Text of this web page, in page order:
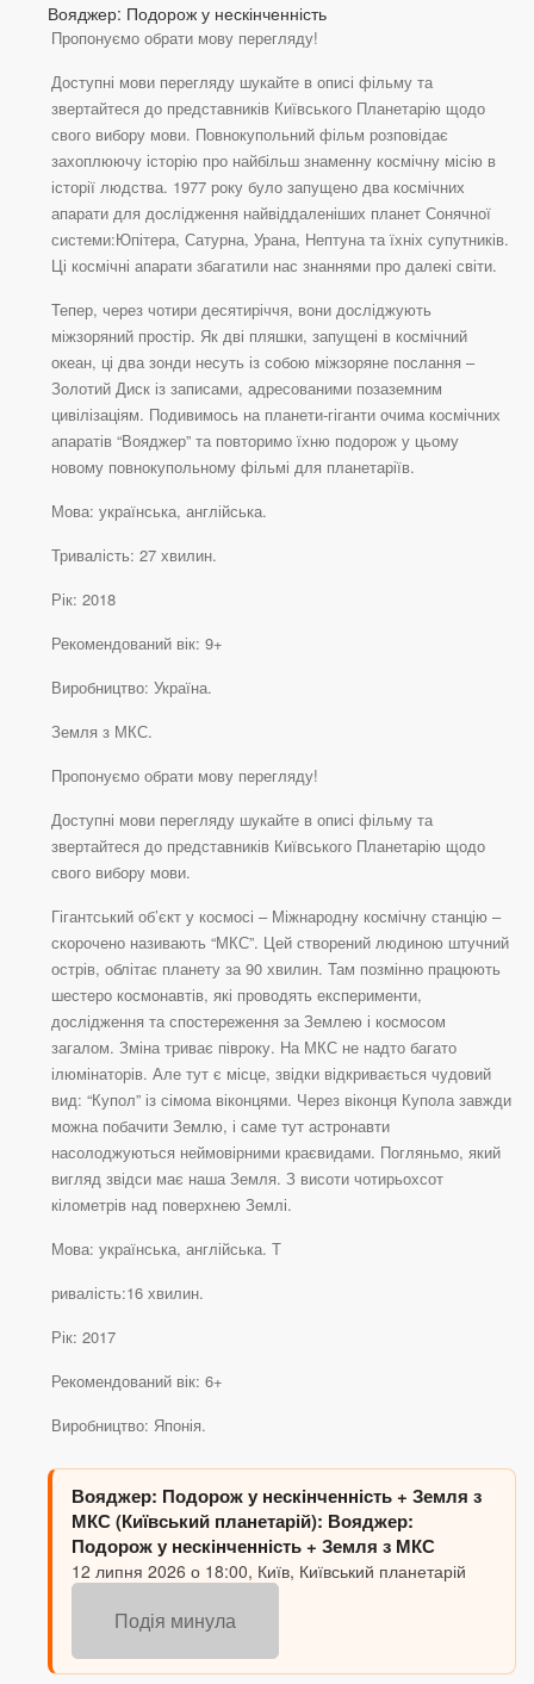
Вояджер: Подорож у нескінченність
Пропонуємо обрати мову перегляду!
Доступні мови перегляду шукайте в описі фільму та
звертайтеся до представників Київського Планетарію щодо
свого вибору мови. Повнокупольний фільм розповідає
захоплюючу історію про найбільш знаменну космічну місію в
історії людства. 1977 року було запущено два космічних
апарати для дослідження найвіддаленіших планет Сонячної
системи:Юпітера, Сатурна, Урана, Нептуна та їхніх супутників.
Ці космічні апарати збагатили нас знаннями про далекі світи.
Тепер, через чотири десятиріччя, вони досліджують
міжзоряний простір. Як дві пляшки, запущені в космічний
океан, ці два зонди несуть із собою міжзоряне послання –
Золотий Диск із записами, адресованими позаземним
цивілізаціям. Подивимось на планети-гіганти очима космічних
апаратів “Вояджер” та повторимо їхню подорож у цьому
новому повнокупольному фільмі для планетаріїв.
Мова: українська, англійська.
Тривалість: 27 хвилин.
Рік: 2018
Рекомендований вік: 9+
Виробництво: Україна.
Земля з МКС.
Пропонуємо обрати мову перегляду!
Доступні мови перегляду шукайте в описі фільму та
звертайтеся до представників Київського Планетарію щодо
свого вибору мови.
Гігантський об’єкт у космосі – Міжнародну космічну станцію –
скорочено називають “МКС”. Цей створений людиною штучний
острів, облітає планету за 90 хвилин. Там позмінно працюють
шестеро космонавтів, які проводять експерименти,
дослідження та спостереження за Землею і космосом
загалом. Зміна триває півроку. На МКС не надто багато
ілюмінаторів. Але тут є місце, звідки відкривається чудовий
вид: “Купол” із сімома віконцями. Через віконця Купола завжди
можна побачити Землю, і саме тут астронавти
насолоджуються неймовірними краєвидами. Погляньмо, який
вигляд звідси має наша Земля. З висоти чотирьохсот
кілометрів над поверхнею Землі.
Мова: українська, англійська. Т
ривалість:16 хвилин.
Рік: 2017
Рекомендований вік: 6+
Виробництво: Японія.
Вояджер: Подорож у нескінченність + Земля з
МКС (Київський планетарій): Вояджер:
Подорож у нескінченність + Земля з МКС
12 липня 2026 о 18:00, Київ, Київський планетарій
Подія минула